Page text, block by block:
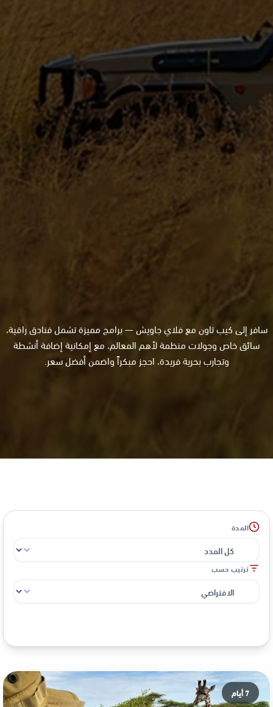
سافر إلى كيب تاون مع فلاي جاويش — برامج مميزة تشمل فنادق راقية،
سائق خاص وجولات منظمة لأهم المعالم، مع إمكانية إضافة أنشطة
وتجارب بحرية فريدة، احجز مبكراً واضمن أفضل سعر.
المدة
ترتيب حسب
7 أيام